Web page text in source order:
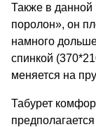
Также в данной
поролон», он
намного
спинкой
меняется на
Табурет